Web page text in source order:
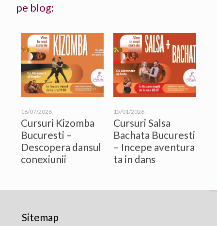
pe blog:
16/07/2026
Cursuri Kizomba
Bucuresti –
Descopera dansul
conexiunii
15/01/2026
Cursuri Salsa
Bachata Bucuresti
– Incepe aventura
ta in dans
Sitemap